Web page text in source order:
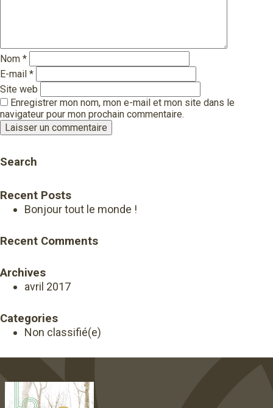
Nom *
E-mail *
Site web
Enregistrer mon nom, mon e-mail et mon site dans le
navigateur pour mon prochain commentaire.
Search
Recent Posts
Bonjour tout le monde !
Recent Comments
Archives
avril 2017
Categories
Non classifié(e)